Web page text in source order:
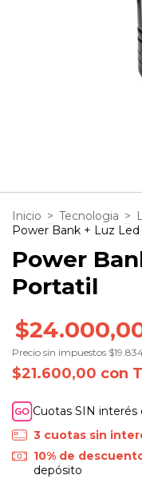
Inicio > Tecnologia >
Power Bank + Luz
Power
Portatil
Precio sin impuestos
$21.600,00 con
Cuotas SIN interés
3 cuotas sin
10% de
depósito